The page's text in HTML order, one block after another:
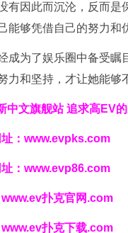
有因此而沉沦，反而是
能够凭借自己的努力和
成为了娱乐圈中备受
力和坚持，才让她能够
中文旗舰站追求高EV
： www.evpks.com
： www.evp86.com
www.ev扑克官网.com
www.ev扑克下载.com